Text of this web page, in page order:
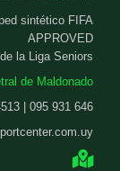
sintético FIFA
APPROVED
la Liga Seniors
de Maldonado
| 095 931 646